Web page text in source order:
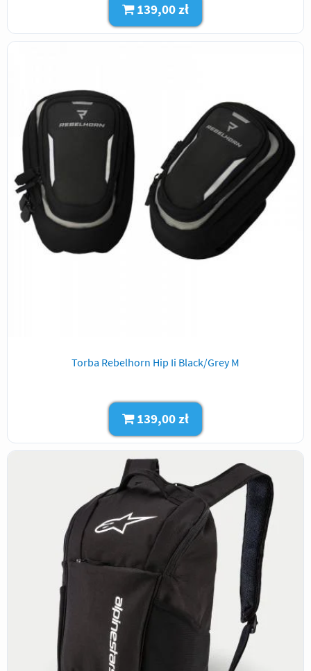
139,00 zł
Torba Rebelhorn Hip Ii Black/Grey M
139,00 zł